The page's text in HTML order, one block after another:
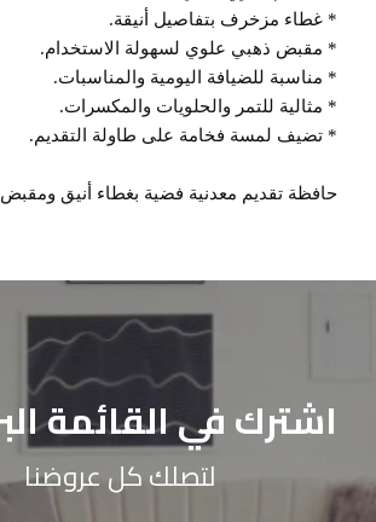
* غطاء مزخرف بتفاصيل أنيقة.
* مقبض ذهبي علوي لسهولة الاستخدام.
* مناسبة للضيافة اليومية والمناسبات.
* مثالية للتمر والحلويات والمكسرات.
* تضيف لمسة فخامة على طاولة التقديم.
حافظة تقديم معدنية فضية بغطاء أنيق
اشترك في القائمة
لتصلك كل عروضنا